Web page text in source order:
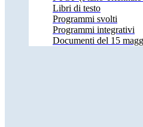
Libri di testo
Programmi svolti
Programmi integrativi
Documenti del 15